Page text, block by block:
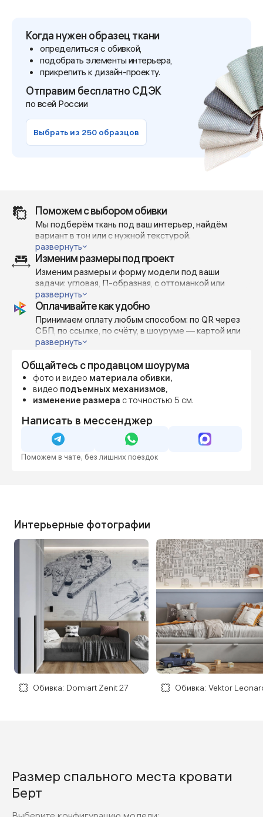
Когда нужен образец ткани
определиться с обивкой,
подобрать элементы интерьера,
прикрепить к дизайн-проекту.
Отправим бесплатно СДЭК
по всей России
Выбрать из 250 образцов
Поможем с выбором обивки
Мы подберём ткань под ваш интерьер, найдём
вариант в тон или с нужной текстурой.
Отправим реальные фото и видео — без фильтров и
при дневном освещении, чтобы вы точно понимали,
как выглядит материал в жизни.
Поможем сделать выбор — с учётом вашей мебели,
проекта или личных предпочтений.
развернуть
Изменим размеры под проект
Изменим размеры и форму модели под ваши
задачи: угловая, П-образная, с оттоманкой или
открытым краем — всё возможно.
Изготавливаем по индивидуальным габаритам с
шагом 5-10 см, чтобы точно вписать диван в
пространство или дизайн-проект.
развернуть
Оплачивайте как удобно
Принимаем оплату любым способом: по QR через
СБП, по ссылке, по счёту, в шоуруме — картой или
наличными.
готовности.
Фиксируем цену сразу, даже если мебель
понадобится позже — чтобы вы были уверены в
бюджете и сроках.
развернуть
Общайтесь с продавцом шоурума
фото и видео материала обивки,
видео подъемных механизмов,
изменение размера с точностью 5 см.
Написать в мессенджер
Поможем в чате, без лишних поездок
Интерьерные фотографии
Дизайн: Студия Make ART
Обивка: Domiart Zenit 27
Дизайн: Студия Алексея
Обивка: Vektor
Размер спального места кровати
Берт